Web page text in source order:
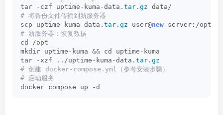
tar -czf uptime-kuma-data. tar . gz data/
# 将备份文件传输到新服务器
scp uptime-kuma-data. tar . gz user@new-server:/opt/
# 新服务器：恢复数据
cd /opt
mkdir uptime-kuma && cd uptime-kuma
tar -xzf ../uptime-kuma-data. tar . gz
# 创建 docker-compose.yml（参考安装步骤）
# 启动服务
docker compose up -d